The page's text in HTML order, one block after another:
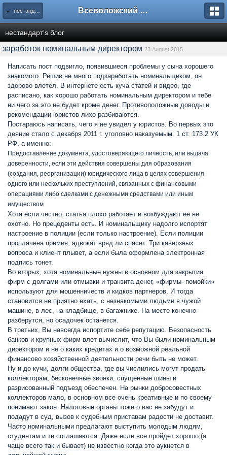
← нестандарт's блог Всеволожский форум
нестандарт's блог
заработок номинальным директором 23 August 2015
Написать пост подвигло, появившиеся проблемы у сына хорошего
знакомого. Решив не много подзаработать номинальщиком, он
здорово влетел. В интернете есть куча статей и видео, где
расписано, как хорошо работать номинальным директором и тебе
ни чего за это не будет кроме денег. Противоположные доводы и
рекомендации юристов лихо разбиваются.
Постараюсь написать, чего я не увидел у юристов. Во первых это
деяние стало с декабря 2011 г. уголовно наказуемым. 1 ст. 173.2 УК
РФ, а именно:
Предоставление документа, удостоверяющего личность, или выдача
доверенности, если эти действия совершены для образования
(создания, реорганизации) юридического лица в целях совершения
одного или нескольких преступлений, связанных с финансовыми
операциями либо сделками с денежными средствами или иным
имуществом
Хотя если честно, статья плохо работает и возбуждают ее не
охотно. Но прецеденты есть. И номинальщику надолго испортят
настроение в полиции (если только настроение). Если полиции
проплачена премия, адвокат вряд ли спасет. Три каверзных
вопроса и клиент плывет, а если была оформлена электронная
подпись тонет.
Во вторых, хотя номинальные нужны в основном для закрытия
фирм с долгами или отмывки и транзита денег, «фирмы- помойки»
используют для мошенничеств и кидков партнеров. И тогда
становится не приятно ехать, с незнакомыми людьми в чужой
машине, в лес, на кладбище, в багажнике. На месте конечно
разберутся, но осадочек останется.
В третьих, Вы навсегда испортите себе репутацию. Безопасность
банков и крупных фирм влет вычислит, что Вы были номинальным
директором и не о каких кредитах и о возможной реальной
финансово хозяйственной деятельности речи быть не может.
Ну и до кучи, долги общества, где вы числились могут продать
коллекторам, бесконечные звонки, спущенные шины и
разрисованный подъезд обеспечен. На рынки добросовестных
коллекторов мало, в основном все очень креативные и по своему
понимают закон. Налоговые органы тоже о вас не забудут и
подадут в суд, вызов к судебным приставам радости не доставит.
Часто номинальными предлагают выступить молодым людям,
студентам и те соглашаются. Даже если все пройдет хорошо,(а
чаще всего так и бывает) не известно когда это аукнется в